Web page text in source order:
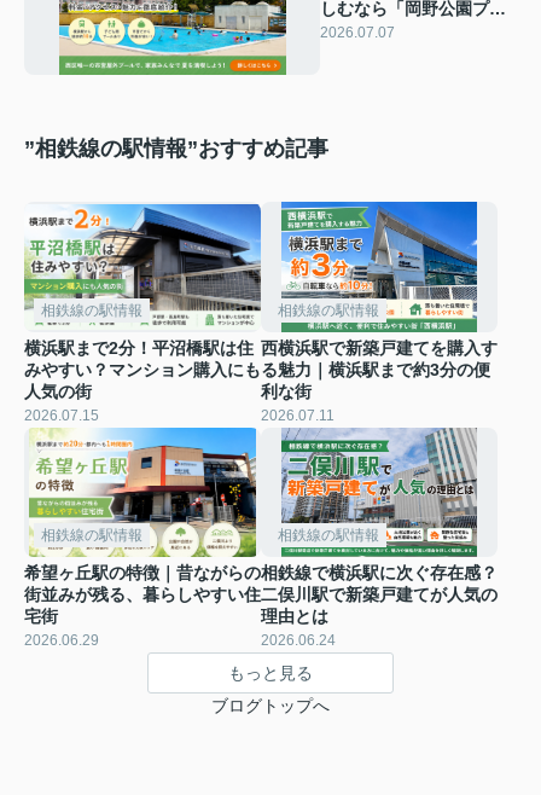
しむなら「岡野公園プー
ル」！料金やアクセス、
2026.07.07
”相鉄線の駅情報”おすすめ記事
相鉄線の駅情報
横浜駅まで2分！平沼橋駅は住
みやすい？マンション購入にも
人気の街
2026.07.15
相鉄線の駅情報
西横浜駅で新築戸建てを購入す
る魅力｜横浜駅まで約3分の便
利な街
2026.07.11
相鉄線の駅情報
希望ヶ丘駅の特徴｜昔ながらの
街並みが残る、暮らしやすい住
宅街
2026.06.29
相鉄線の駅情報
相鉄線で横浜駅に次ぐ存在感？
二俣川駅で新築戸建てが人気の
理由とは
2026.06.24
もっと見る
ブログトップへ